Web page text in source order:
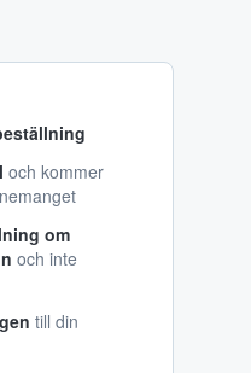
och kommer
om
och inte
till din